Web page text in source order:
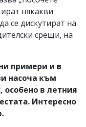
някакви
се дискутират на
срещи, на
примери и в
насоча към
особено в летния
Интересно